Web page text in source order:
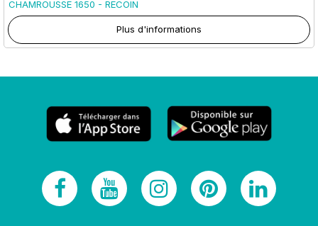
CHAMROUSSE 1650 - RECOIN
Plus d'informations